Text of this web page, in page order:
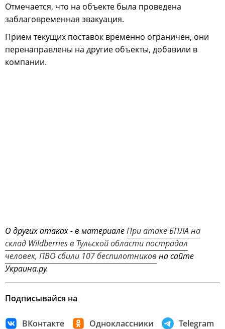
Отмечается, что на объекте была проведена
заблаговременная эвакуация.
Прием текущих поставок временно ограничен, они
перенаправлены на другие объекты, добавили в
компании.
О других атаках - в материалеПри атаке БПЛА на
склад Wildberries в Тульской области пострадал
человек, ПВО сбили 107 беспилотников на сайте
Украина.ру.
Подписывайся на
ВКонтакте Одноклассники Telegram